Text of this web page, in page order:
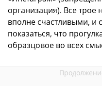
организация). Все трое
вполне счастливыми, и
показаться, что
образцовое во всех